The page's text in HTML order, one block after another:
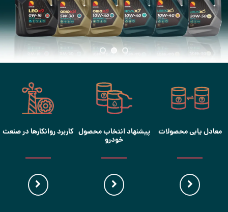
معادل یابی محصولات پیشنهاد انتخاب محصول
خودرو
کاربرد روانکارها در صنعت